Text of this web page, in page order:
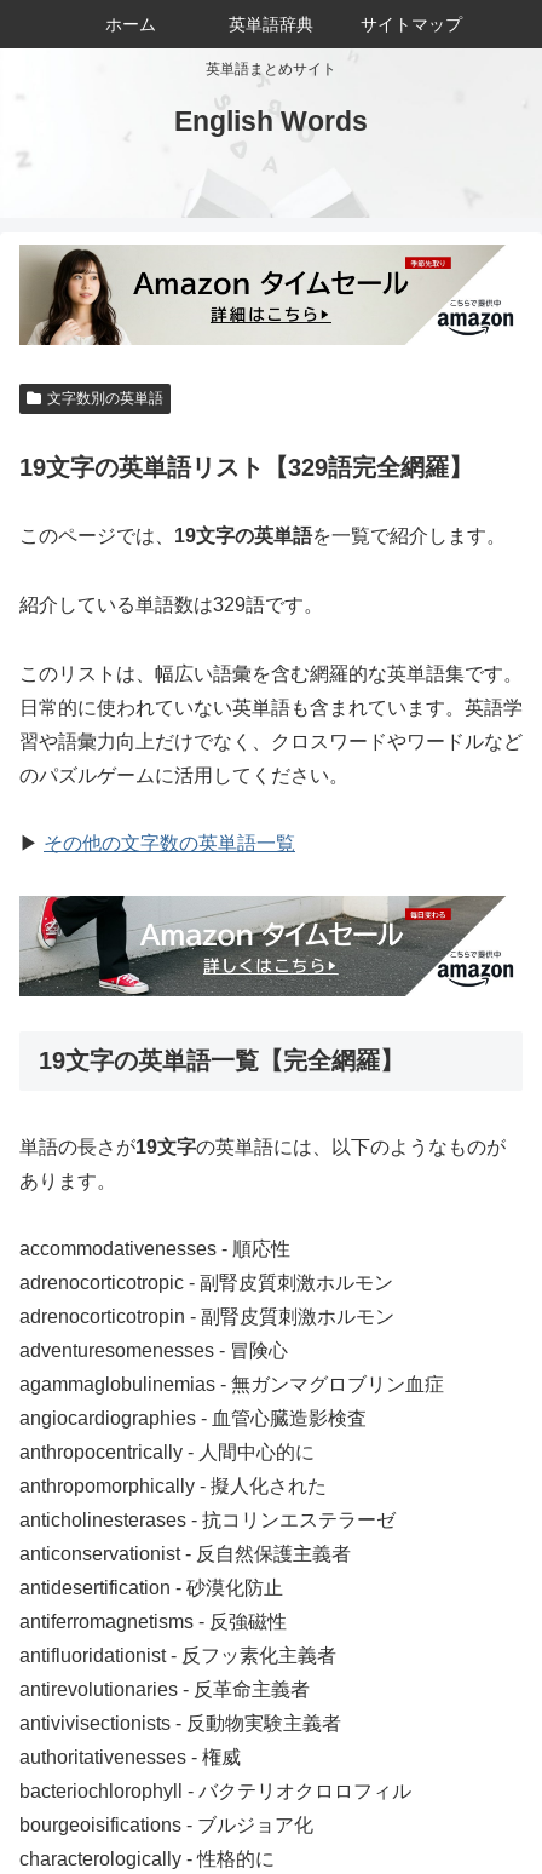
英単語まとめサイト
English Words
ホーム 英単語辞典 サイトマップ
文字数別の英単語
19文字の英単語リスト【329語完全網羅】
このページでは、 19文字の英単語を一覧で紹介します。
紹介している単語数は329語です。
このリストは、幅広い語彙を含む網羅的な英単語集です。
日常的に使われていない英単語も含まれています。英語学
習や語彙力向上だけでなく、クロスワードやワードルなど
のパズルゲームに活用してください。
▶ その他の文字数の英単語一覧
19文字の英単語一覧【完全網羅】
単語の長さが19文字の英単語には、以下のようなものが
あります。
accommodativenesses ‐ 順応性
adrenocorticotropic ‐ 副腎皮質刺激ホルモン
adrenocorticotropin ‐ 副腎皮質刺激ホルモン
adventuresomenesses ‐ 冒険心
agammaglobulinemias ‐ 無ガンマグロブリン血症
angiocardiographies ‐ 血管心臓造影検査
anthropocentrically ‐ 人間中心的に
anthropomorphically ‐ 擬人化された
anticholinesterases ‐ 抗コリンエステラーゼ
anticonservationist ‐ 反自然保護主義者
antidesertification ‐ 砂漠化防止
antiferromagnetisms ‐ 反強磁性
antifluoridationist ‐ 反フッ素化主義者
antirevolutionaries ‐ 反革命主義者
antivivisectionists ‐ 反動物実験主義者
authoritativenesses ‐ 権威
bacteriochlorophyll ‐ バクテリオクロロフィル
bourgeoisifications ‐ ブルジョア化
characterologically ‐ 性格的に